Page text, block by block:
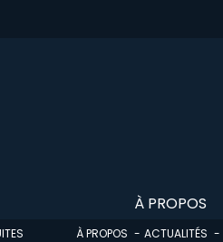
À PROPOS
À PROPOS ACTUALITÉS